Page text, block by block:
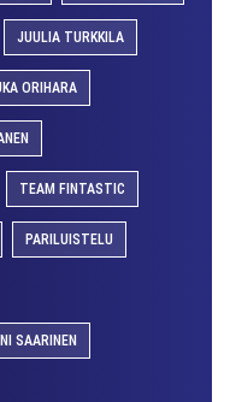
JUULIA TURKKILA
ORIHARA
TEAM FINTASTIC
PARILUISTELU
SAARINEN